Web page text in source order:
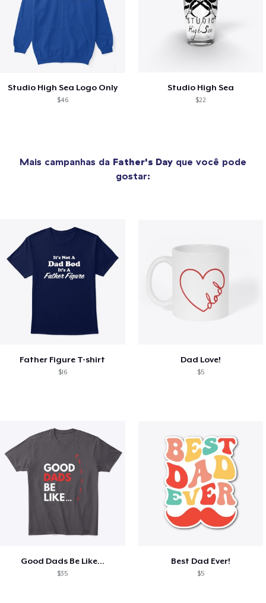
Studio High Sea Logo Only
$46
Studio High Sea
$22
Mais campanhas da Father's Day que você pode
gostar:
Father Figure T-shirt
$16
Dad Love!
$5
Good Dads Be Like...
$35
Best Dad Ever!
$5